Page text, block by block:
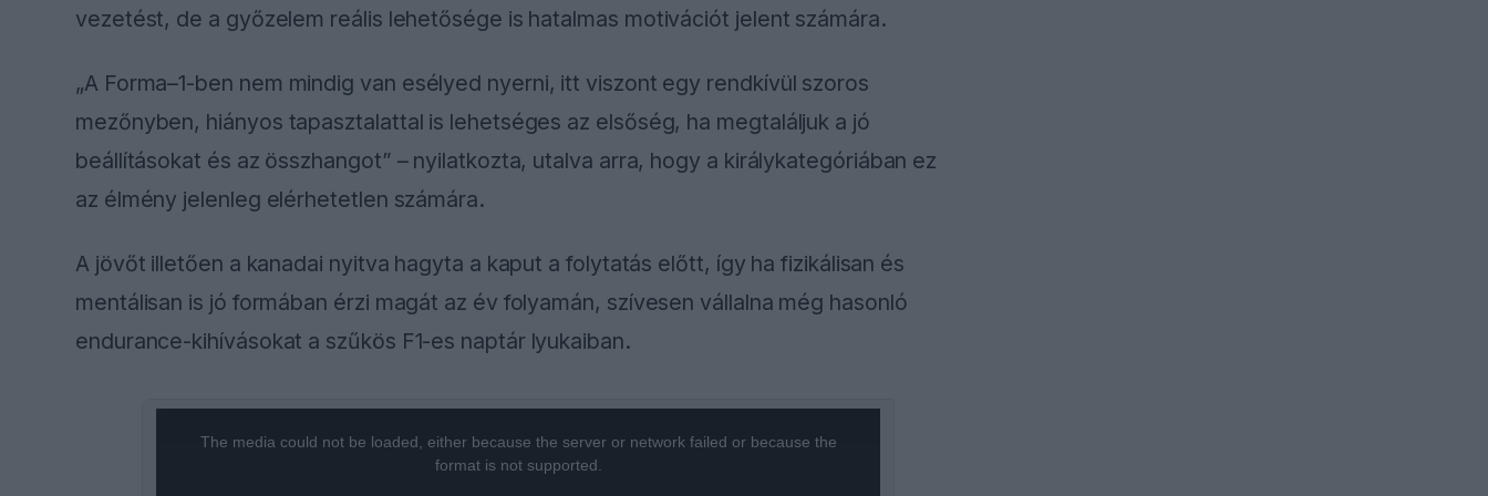
vezetést, de a győzelem reális lehetősége is hatalmas motivációt jelent számára.
„A Forma–1-ben nem mindig van esélyed nyerni, itt viszont egy rendkívül szoros
mezőnyben, hiányos tapasztalattal is lehetséges az elsőség, ha megtaláljuk a jó
beállításokat és az összhangot” – nyilatkozta, utalva arra, hogy a királykategóriában ez
az élmény jelenleg elérhetetlen számára.
A jövőt illetően a kanadai nyitva hagyta a kaput a folytatás előtt, így ha fizikálisan és
mentálisan is jó formában érzi magát az év folyamán, szívesen vállalna még hasonló
endurance-kihívásokat a szűkös F1-es naptár lyukaiban.
The media could not be loaded, either because the server or network failed or because the
format is not supported.